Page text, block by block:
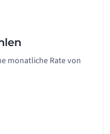
monatliche Rate von